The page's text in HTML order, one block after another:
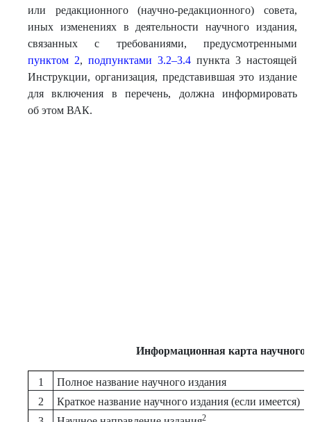
или редакционного (научно-редакционного) совета,
иных изменениях в деятельности научного издания,
связанных с требованиями, предусмотренными
пунктом 2, подпунктами 3.2–3.4 пункта 3 настоящей
Инструкции, организация, представившая это издание
для включения в перечень, должна информировать
об этом ВАК.
Информационная карта научного
1
Полное название научного издания
2
Краткое название научного издания (если имеется)
2